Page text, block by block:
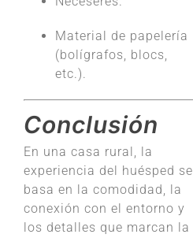
Material de papelería
(bolígrafos, blocs,
etc.).
Conclusión
En una casa rural, la
experiencia del huésped se
basa en la comodidad, la
conexión con el entorno y
los detalles que marcan la